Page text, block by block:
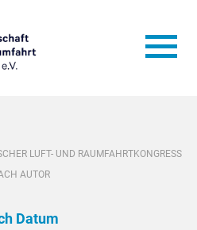
LUFT- UND RAUMFAHRTKONGRESS
AUTOR
Datum